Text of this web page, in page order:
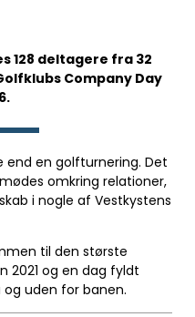
128 deltagere fra 32
Company Day
en golfturnering. Det
omkring relationer,
i nogle af Vestkystens
til den største
2021 og en dag fyldt
uden for banen.